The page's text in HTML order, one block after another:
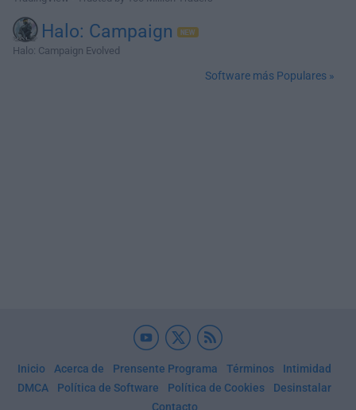
Halo: Campaign
Halo: Campaign Evolved
Software más Populares »
Inicio Acerca de Prensente Programa Términos
Intimidad
DMCA
Política de Software Política de Cookies
Desinstalar
Contacto